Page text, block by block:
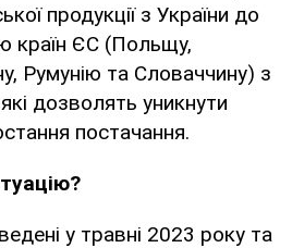
продукції з України до
країн ЄС (Польщу,
Румунію та Словаччину) з
дозволять уникнути
постачання.
у травні 2023 року та